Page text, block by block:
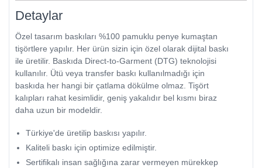
Detaylar
Özel tasarım baskıları %100 pamuklu penye kumaştan
tişörtlere yapılır. Her ürün sizin için özel olarak dijital baskı
ile üretilir. Baskıda Direct-to-Garment (DTG) teknolojisi
kullanılır. Ütü veya transfer baskı kullanılmadığı için
baskıda her hangi bir çatlama dökülme olmaz. Tişört
kalıpları rahat kesimlidir, geniş yakalıdır bel kısmı biraz
daha uzun bir modeldir.
Türkiye'de üretilip baskısı yapılır.
Kaliteli baskı için optimize edilmiştir.
Sertifikalı insan sağlığına zarar vermeyen mürekkep